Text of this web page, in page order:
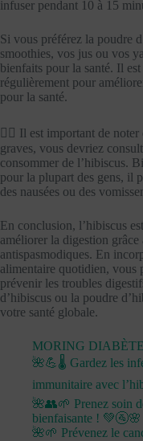
infuser pendant 10 à 15
Si vous préférez la poudre
smoothies, vos jus ou vos
bienfaits pour la santé. Il
régulièrement pour
pour la santé.
👨‍⚕️ Il est important de
graves, vous devriez
consommer de l’hibiscus.
pour la plupart des gens, il
des nausées ou des
En conclusion, l’hibiscus
améliorer la digestion
antispasmodiques. En
alimentaire quotidien, vous
prévenir les troubles
d’hibiscus ou la poudre
votre santé globale.
MORING DIABÈTE
🌺💪🌡️ Gardez les
immunitaire avec
🌺👥🌱 Prenez soin
bienfaisante ! 💚🚰🌸
🌺🌱 Prévenez le